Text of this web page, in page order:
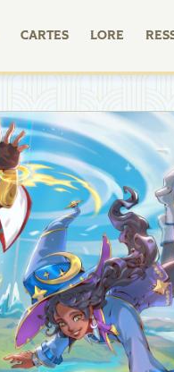
CARTES LORE